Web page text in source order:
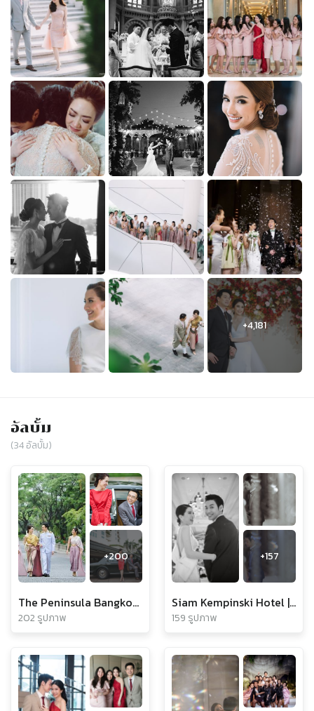
อัลบั้ม
(34อัลบั้ม)
+200
The Peninsula Bangkok | Nanne & Jug Engagement
202 รูปภาพ
+157
Siam Kempinski Hotel | Kik & Golf Wedding
159 รูปภาพ